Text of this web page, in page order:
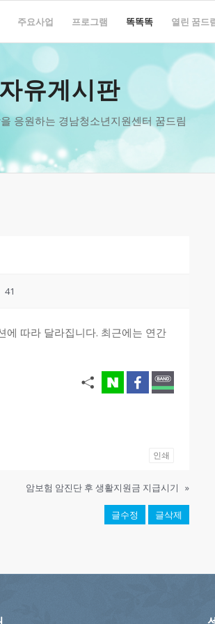
주요사업 프로그램 똑똑똑 열린 꿈드
자유게시판
응원하는 경남청소년지원센터 꿈드림
41
에 따라 달라집니다. 최근에는 연간
인쇄
암보험 암진단 후 생활지원금 지급시기 »
글수정 글삭제